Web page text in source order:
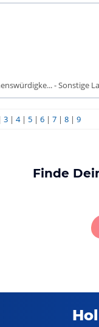
- Sonstige
|3 |4| 5 |6 |7 |8 |9
Finde